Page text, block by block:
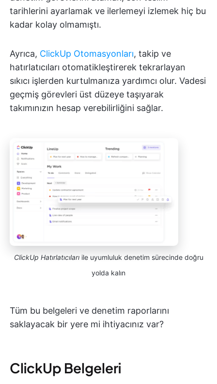
tarihlerini ayarlamak ve ilerlemeyi izlemek hiç bu
kadar kolay olmamıştı.
Ayrıca, ClickUp Otomasyonları, takip ve
hatırlatıcıları otomatikleştirerek tekrarlayan
sıkıcı işlerden kurtulmanıza yardımcı olur. Vadesi
geçmiş görevleri üst düzeye taşıyarak
takımınızın hesap verebilirliğini sağlar.
ClickUp Hatırlatıcılarıile uyumluluk denetim sürecinde doğru
yolda kalın
Tüm bu belgeleri ve denetim raporlarını
saklayacak bir yere mi ihtiyacınız var?
ClickUp Belgeleri